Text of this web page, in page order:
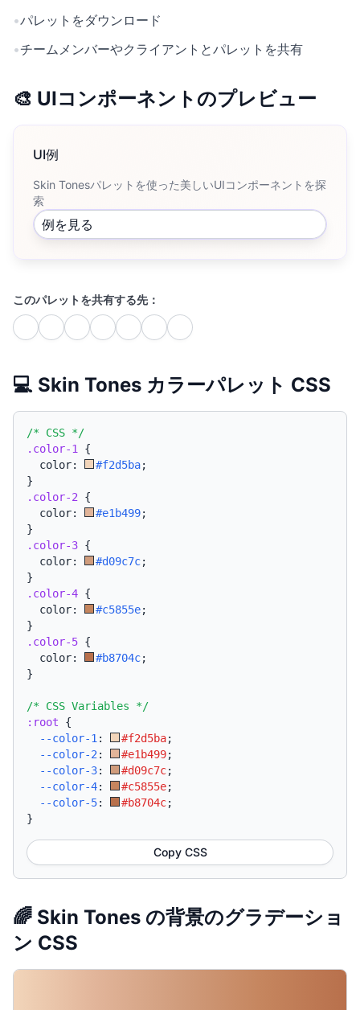
•パレットをダウンロード
•チームメンバーやクライアントとパレットを共有
🎨 UIコンポーネントのプレビュー
UI例
Skin Tonesパレットを使った美しいUIコンポーネントを探
索
例を見る
このパレットを共有する先：
💻 Skin Tones カラーパレット CSS
/* CSS */
.color-1
{
  color:
#f2d5ba;
}
.color-2 {
  color:
#e1b499;
}
.color-3 {
  color:
#d09c7c;
}
.color-4 {
  color:
#c5855e;
}
.color-5 {
  color:
#b8704c;
}
/* CSS Variables */
:root {
--color-1 : #f2d5ba;
--color-2 : #e1b499;
--color-3: #d09c7c;
--color-4: #c5855e;
--color-5: #b8704c;
}
Copy CSS
🌈 Skin Tones の背景のグラデーショ
ン CSS